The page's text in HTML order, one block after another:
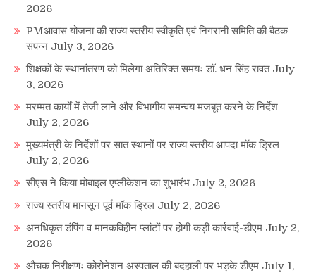
2026
PMआवास योजना की राज्य स्तरीय स्वीकृति एवं निगरानी समिति की बैठक
संपन्न July 3, 2026
शिक्षकों के स्थानांतरण को मिलेगा अतिरिक्त समयः डाॅ. धन सिंह रावत July
3, 2026
मरम्मत कार्यों में तेजी लाने और विभागीय समन्वय मजबूत करने के निर्देश
July 2, 2026
मुख्यमंत्री के निर्देशों पर सात स्थानों पर राज्य स्तरीय आपदा मॉक ड्रिल
July 2, 2026
सीएस ने किया मोबाइल एप्लीकेशन का शुभारंभ July 2, 2026
राज्य स्तरीय मानसून पूर्व मॉक ड्रिल July 2, 2026
अनधिकृत डंपिंग व मानकविहीन प्लांटों पर होगी कड़ी कार्रवाई-डीएम July 2,
2026
औचक निरीक्षणः कोरोनेशन अस्पताल की बदहाली पर भड़के डीएम July 1,